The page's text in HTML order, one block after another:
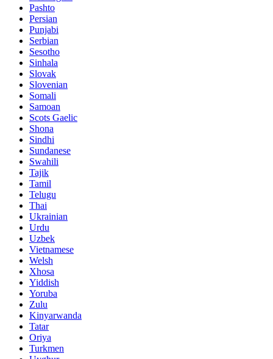
Pashto
Persian
Punjabi
Serbian
Sesotho
Sinhala
Slovak
Slovenian
Somali
Samoan
Scots Gaelic
Shona
Sindhi
Sundanese
Swahili
Tajik
Tamil
Telugu
Thai
Ukrainian
Urdu
Uzbek
Vietnamese
Welsh
Xhosa
Yiddish
Yoruba
Zulu
Kinyarwanda
Tatar
Oriya
Turkmen